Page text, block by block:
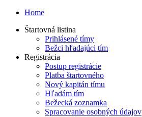
Home
Štartovná listina
Prihlásené tímy
Bežci hľadajúci tím
Registrácia
Postup registrácie
Platba štartovného
Nový kapitán tímu
Hľadám tím
Bežecká zoznamka
Spracovanie osobných údajov